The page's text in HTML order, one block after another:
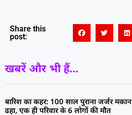
Share this
post:
खबरें और भी हैं...
बारिश का कहर: 100 साल पुराना जर्जर मकान
ढहा, एक ही परिवार के 6 लोगों की मौत